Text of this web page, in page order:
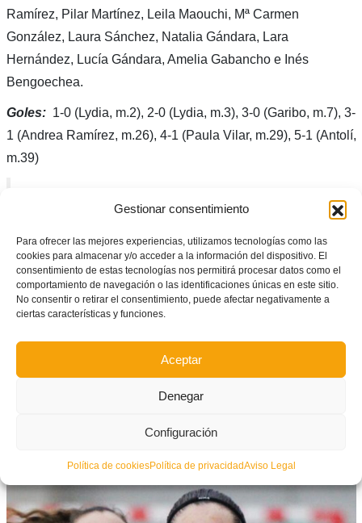
Gestionar consentimiento
Para ofrecer las mejores experiencias, utilizamos tecnologías como las
cookies para almacenar y/o acceder a la información del dispositivo. El
consentimiento de estas tecnologías nos permitirá procesar datos como el
comportamiento de navegación o las identificaciones únicas en este sitio.
No consentir o retirar el consentimiento, puede afectar negativamente a
ciertas características y funciones.
Aceptar
Denegar
Configuración
Política de cookiesPolítica de privacidadAviso Legal
Ramírez, Pilar Martínez, Leila Maouchi, Mª Carmen
González, Laura Sánchez, Natalia Gándara, Lara
Hernández, Lucía Gándara, Amelia Gabancho e Inés
Bengoechea.
Goles:1-0 (Lydia, m.2), 2-0 (Lydia, m.3), 3-0 (Garibo, m.7), 3-
1 (Andrea Ramírez, m.26), 4-1 (Paula Vilar, m.29), 5-1 (Antolí,
m.39)
En joc, el pas a semifinals del CNSA Valenta
sub19 futsal#MolinadeSegura2023
Selecció Valenciana
pic.twitter.com/v0UkTIxzBi
— FFCV (@FFCV_info)January 18, 2023